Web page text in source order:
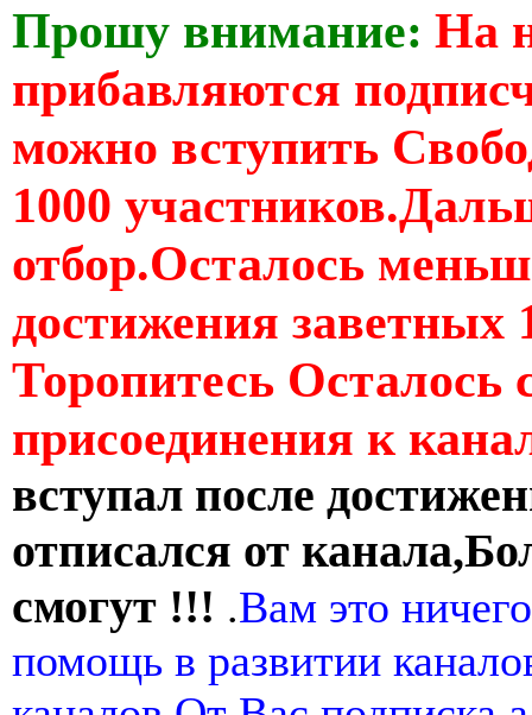
Прошу внимание: На
прибавляются
можно вступить
1000
отбор.Осталось
достижения заветных
Торопитесь Осталось
присоединения к
вступал после
отписался от
смогут !!! .Вам это
помощь в развитии